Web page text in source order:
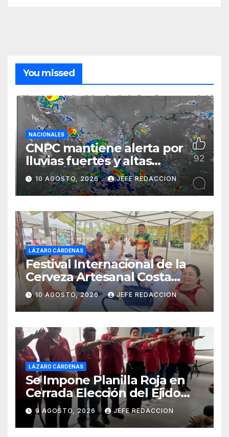
You missed
NACIONALES
CNPC mantiene alerta por
lluvias fuertes y altas
temperaturas en varios
estados del país
10 AGOSTO, 2026 JEFE REDACCION
LÁZARO CÁRDENAS
Festival Internacional de la
Cerveza Artesanal Costa
Michoacán 2026 Cerro su 19ª
Edición
10 AGOSTO, 2026 JEFE REDACCION
LÁZARO CÁRDENAS
Se Impone Planilla Roja en
Cerrada Elección del Ejido
Melchor Ocampo en Lázaro
Cárdenas
9 AGOSTO, 2026 JEFE REDACCION